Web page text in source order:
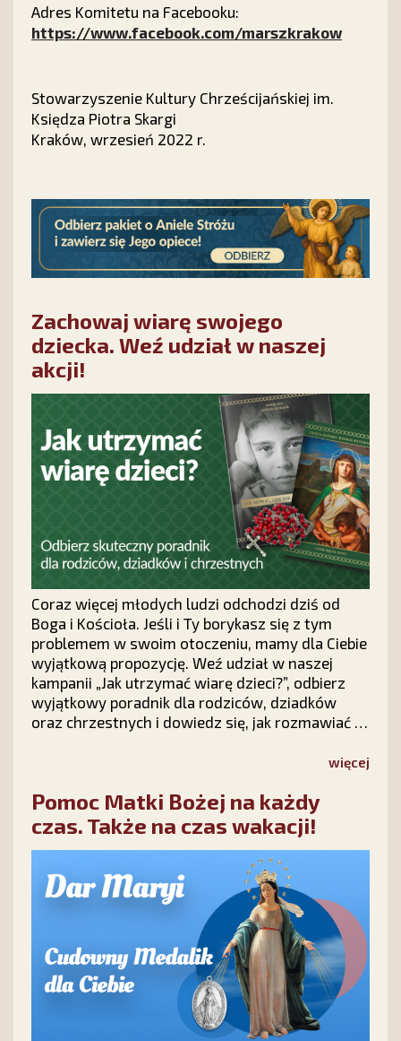
Adres Komitetu na Facebooku:
https://www.facebook.com/marszkrakow
Stowarzyszenie Kultury Chrześcijańskiej im.
Księdza Piotra Skargi
Kraków, wrzesień 2022 r.
Zachowaj wiarę swojego
dziecka. Weź udział w naszej
akcji!
Coraz więcej młodych ludzi odchodzi dziś od
Boga i Kościoła. Jeśli i Ty borykasz się z tym
problemem w swoim otoczeniu, mamy dla Ciebie
wyjątkową propozycję. Weź udział w naszej
kampanii „Jak utrzymać wiarę dzieci?”, odbierz
wyjątkowy poradnik dla rodziców, dziadków
oraz chrzestnych i dowiedz się, jak rozmawiać z
nie tracić nadziei na ich powrót do Chrystusa.więcej
Pomoc Matki Bożej na każdy
czas. Także na czas wakacji!